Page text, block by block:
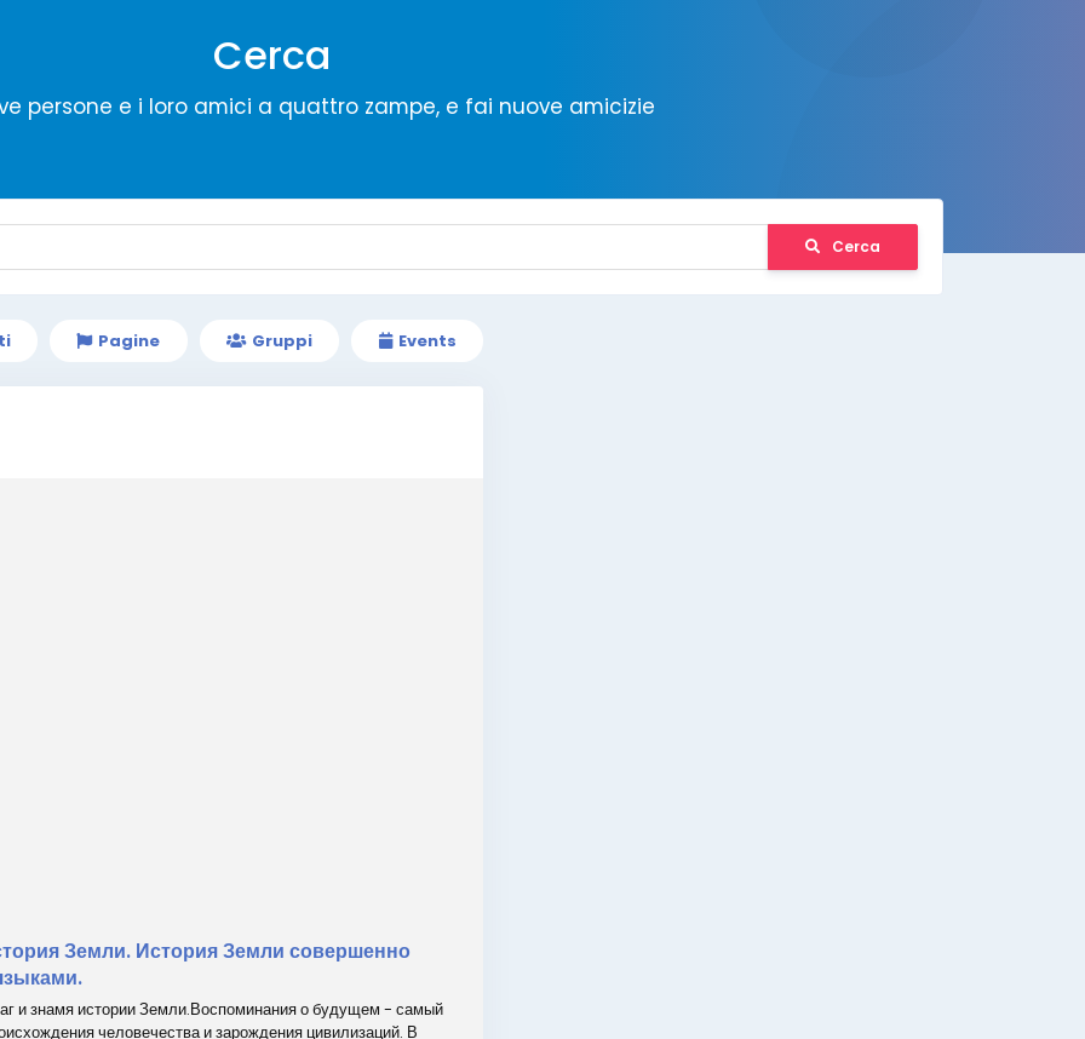
Cerca
persone e i loro amici a quattro zampe, e fai nuove amicizie
Cerca
Pagine Gruppi Events
Земли. История Земли совершенно
и знамя истории Земли.Воспоминания о будущем - самый
человечества и зарождения цивилизаций. В